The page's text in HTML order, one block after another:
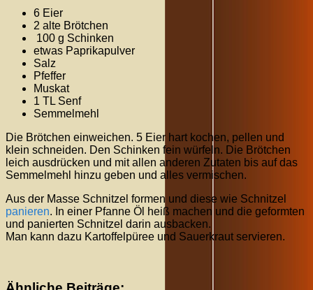
6 Eier
2 alte Brötchen
100 g Schinken
etwas Paprikapulver
Salz
Pfeffer
Muskat
1 TL Senf
Semmelmehl
Die Brötchen einweichen. 5 Eier hart kochen, pellen und
klein schneiden. Den Schinken fein würfeln. Die Brötchen
leich ausdrücken und mit allen anderen Zutaten bis auf das
Semmelmehl hinzu geben und alles vermischen.
Aus der Masse Schnitzel formen und diese wie Schnitzel
panieren. In einer Pfanne Öl heiß machen und die geformten
und panierten Schnitzel darin ausbacken.
Man kann dazu Kartoffelpüree und Sauerkraut servieren.